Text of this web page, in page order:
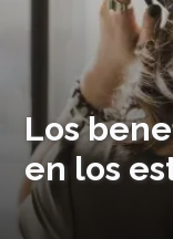
Los
en los